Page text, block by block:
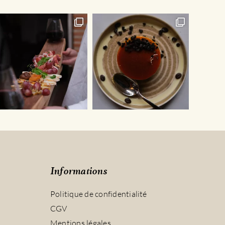
page
du
produit
Informations
Politique de confidentialité
CGV